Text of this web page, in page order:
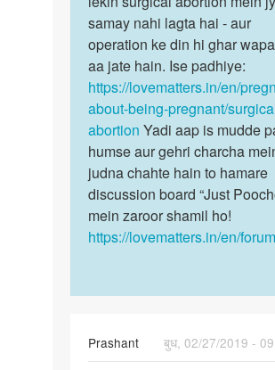
Sachin
samay nahi lagta hai - aur
operation ke din hi ghar
aa jate hain. Ise padhiye:
https://lovematters.in/en/
about-being-pregnant/
abortion Yadi aap is mudde
humse aur gehri charcha
judna chahte hain to hamare
discussion board “Just
mein zaroor shamil ho!
https://lovematters.in/en/forum
Prashant
बुध, 02/27/2019 -